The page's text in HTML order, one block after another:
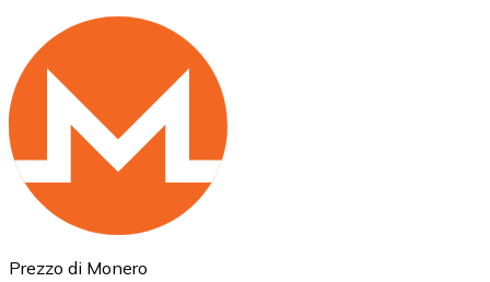
Ethereum
ETH
Prezzo di Monero